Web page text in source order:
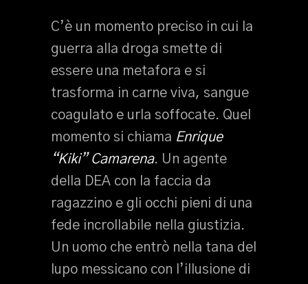
C’è un momento preciso in cui la
guerra alla droga smette di
essere una metafora e si
trasforma in carne viva, sangue
coagulato e urla soffocate. Quel
momento si chiama Enrique
“Kiki” Camarena. Un agente
della DEA con la faccia da
ragazzino e gli occhi pieni di una
fede incrollabile nella giustizia.
Un uomo che entrò nella tana del
lupo messicano con l’illusione di